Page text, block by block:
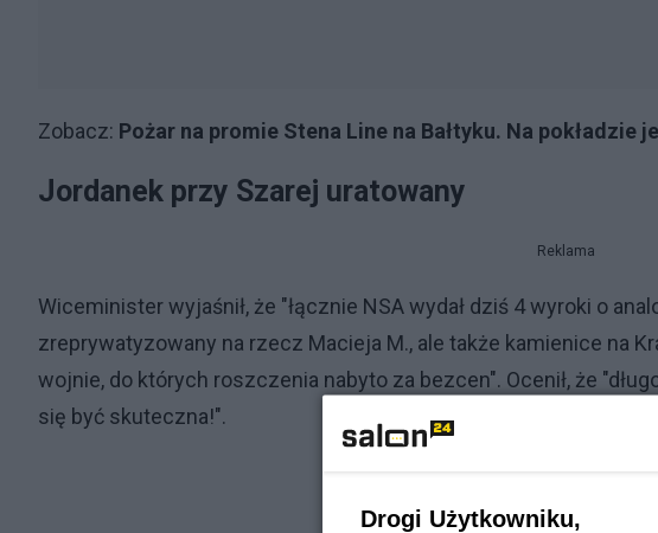
Zobacz: Pożar na promie Stena Line na Bałtyku. Na pokładzie
Jordanek przy Szarej uratowany
Reklama
Wiceminister wyjaśnił, że "łącznie NSA wydał dziś 4 wyroki o
zreprywatyzowany na rzecz Macieja M., ale także kamienice na
wojnie, do których roszczenia nabyto za bezcen". Ocenił, że
się być skuteczna!".
Drogi Użytkowniku,